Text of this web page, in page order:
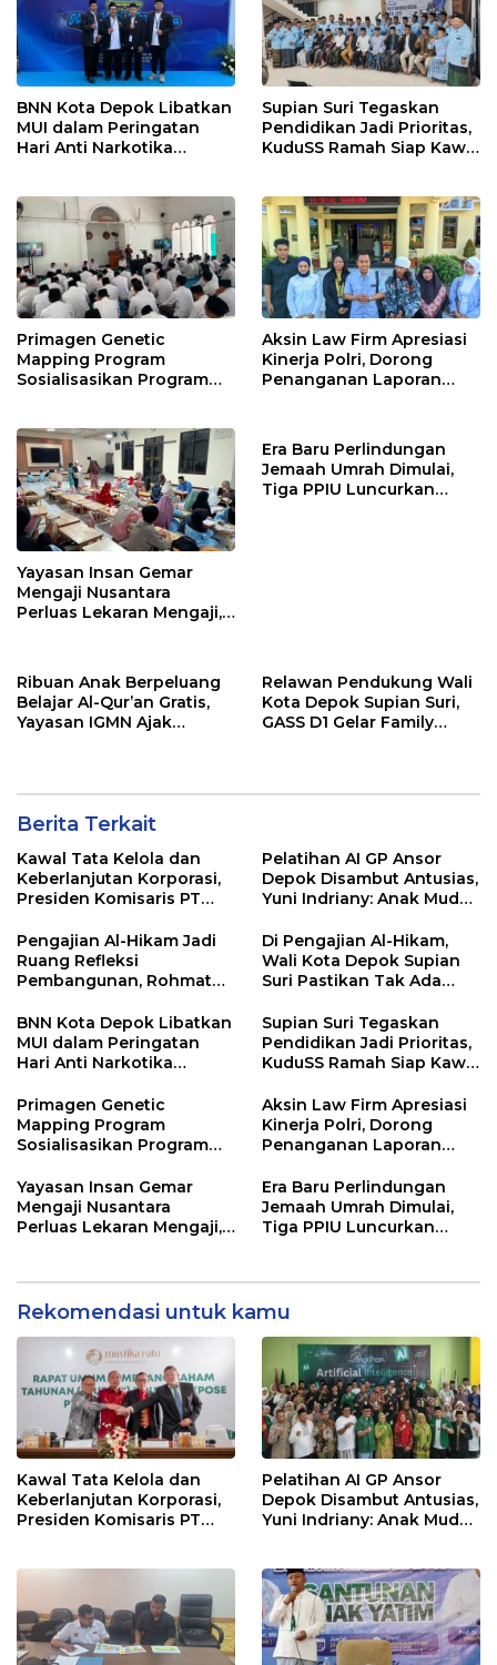
BNN Kota Depok Libatkan
MUI dalam Peringatan
Hari Anti Narkotika
Pencegahan Dimulai dari
Keluarga
Supian Suri Tegaskan
Pendidikan Jadi Prioritas,
KuduSS Ramah Siap Kawal
Primagen Genetic
Mapping Program
Sosialisasikan Program
Bakat dan Potensi Diri
Santri di Pondok
Pesantren Daarul
Muttaqien Parung Bogor
Aksin Law Firm Apresiasi
Kinerja Polri, Dorong
Penanganan Laporan
Yayasan Insan Gemar
Mengaji Nusantara
Perluas Lekaran Mengaji,
Era Baru Perlindungan
Jemaah Umrah Dimulai,
Tiga PPIU Luncurkan
Ribuan Anak Berpeluang
Belajar Al-Qur’an Gratis,
Yayasan IGMN Ajak
Relawan Pendukung Wali
Kota Depok Supian Suri,
GASS D1 Gelar Family
Berita Terkait
Kawal Tata Kelola dan
Keberlanjutan Korporasi,
Presiden Komisaris PT
Langkah Menuju Pasar
Global
Pelatihan AI GP Ansor
Depok Disambut Antusias,
Yuni Indriany: Anak Muda
Teknologi
Pengajian Al-Hikam Jadi
Ruang Refleksi
Pembangunan, Rohmat
Secara Utuh
Di Pengajian Al-Hikam,
Wali Kota Depok Supian
Suri Pastikan Tak Ada
BNN Kota Depok Libatkan
MUI dalam Peringatan
Hari Anti Narkotika
Rohmat Rospari:
Pencegahan Dimulai dari
Keluarga
Supian Suri Tegaskan
Pendidikan Jadi Prioritas,
KuduSS Ramah Siap Kawal
Pemkot Depok
Primagen Genetic
Mapping Program
Sosialisasikan Program
Pengembangan Minat,
Bakat dan Potensi Diri
Santri di Pondok
Aksin Law Firm Apresiasi
Kinerja Polri, Dorong
Penanganan Laporan
Segera Dituntaskan
Yayasan Insan Gemar
Mengaji Nusantara
Perluas Lekaran Mengaji,
Era Baru Perlindungan
Jemaah Umrah Dimulai,
Tiga PPIU Luncurkan
Rekomendasi untuk kamu
Kawal Tata Kelola dan
Keberlanjutan Korporasi,
Presiden Komisaris PT
Pelatihan AI GP Ansor
Depok Disambut Antusias,
Yuni Indriany: Anak Muda